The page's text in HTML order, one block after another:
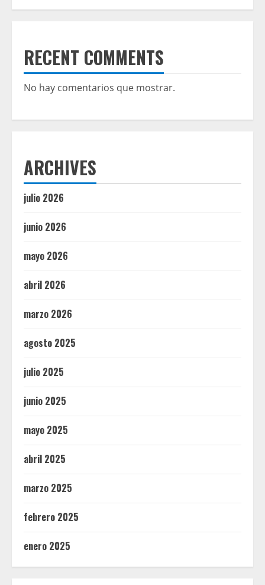
RECENT COMMENTS
No hay comentarios que mostrar.
ARCHIVES
julio 2026
junio 2026
mayo 2026
abril 2026
marzo 2026
agosto 2025
julio 2025
junio 2025
mayo 2025
abril 2025
marzo 2025
febrero 2025
enero 2025